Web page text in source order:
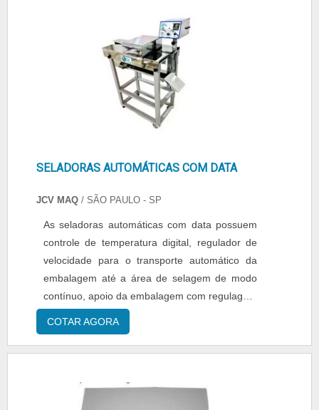
estrutura suficiente para atender todas as
demandas.Tudo isso, somado a uma equipe
multidisciplinar de consultores associados e
colaboradores eficientes, garante uma entrega
de excelência de ponta a ponta.
digital ou analógico, a seladora pode ser
confeccionada em inox ou epóxi e pos....
SELADORAS AUTOMÁTICAS COM DATA
JCV MAQ / SÃO PAULO - SP
As seladoras automáticas com data possuem
controle de temperatura digital, regulador de
velocidade para o transporte automático da
embalagem até a área de selagem de modo
contínuo, apoio da embalagem com regulagem
de altura, opções de datas com marcação de
fabricação, validade e número de lote em
de trabalho: 220 VAC; Potência: 440 W;
Produção: média de....
COTAR AGORA